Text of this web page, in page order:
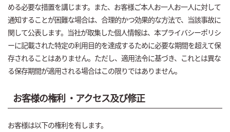
める必要な措置を講じます。また、お客様ご本人お一人お一人に対して
通知することが困難な場合は、合理的かつ効果的な方法で、当該事故に
関して公表します。当社が取集した個人情報は、本プライバシーポリシ
ーに記載された特定の利用目的を達成するために必要な期間を超えて保
存されることはありません。ただし、適用法令に基づき、これとは異な
る保存期間が適用される場合はこの限りではありません。
お客様の権利 ・アクセス及び修正
お客様は以下の権利を有します。